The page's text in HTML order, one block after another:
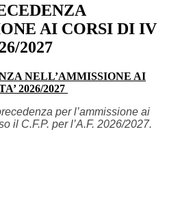
AI CORSI DI IV
2027
NELL’AMMISSIONE AI
2026/2027
per l’ammissione ai
il C.F.P. per l’A.F. 2026/2027.